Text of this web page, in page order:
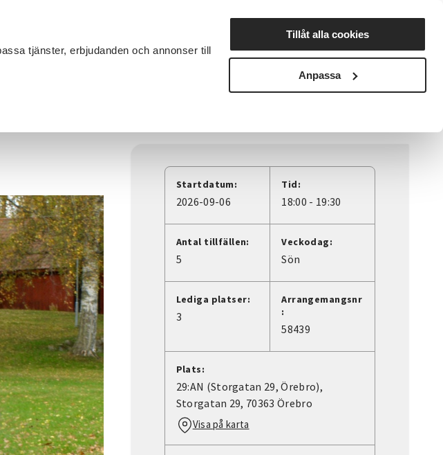
tjänster, erbjudanden och annonser till
Tillåt alla cookies
Anpassa
Nyheter Avdelningar
Startdatum:
2026-09-06
Tid:
18:00 - 19:30
Antal tillfällen:
5
Veckodag:
Sön
Lediga platser:
3
Arrangemangsnr
:
58439
Plats:
29:AN (Storgatan 29, Örebro),
Storgatan 29, 70363 Örebro
Visa på karta